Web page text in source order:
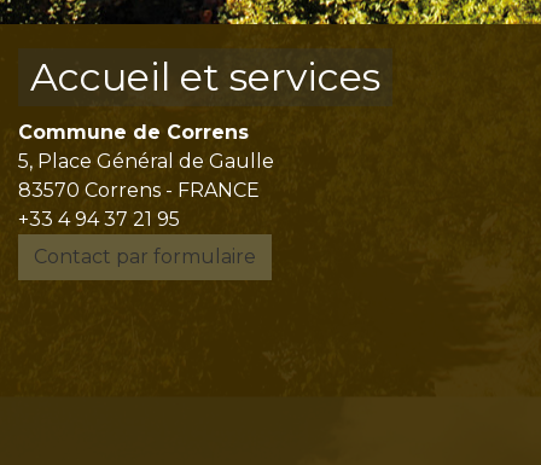
Accueil et services
Commune de Correns
5, Place Général de Gaulle
83570 Correns - FRANCE
+33 4 94 37 21 95
Contact par formulaire